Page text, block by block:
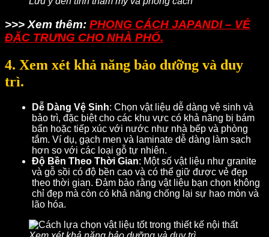
>>> Xem thêm: PHONG CÁCH JAPANDI – VẺ
ĐẶC TRƯNG CHO NHÀ PHỐ.
4. Xem xét khả năng bảo dưỡng và duy
trì.
Dễ Dàng Vệ Sinh: Chọn vật liệu dễ dàng vệ sinh và
bảo trì, đặc biệt cho các khu vực có khả năng bị bám
bẩn hoặc tiếp xúc với nước như nhà bếp và phòng
tắm. Ví dụ, gạch men và laminate dễ dàng làm sạch
hơn so với các loại gỗ tự nhiên.
Độ Bền Theo Thời Gian: Một số vật liệu như granite
và gỗ sồi có độ bền cao và có thể giữ được vẻ đẹp
theo thời gian. Đảm bảo rằng vật liệu bạn chọn không
chỉ đẹp mà còn có khả năng chống lại sự hao mòn và
lão hóa.